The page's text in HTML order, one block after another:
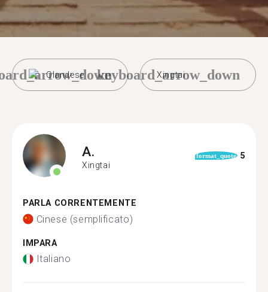
Olandese Xingtai
keyboard_arrow_down
A.
Xingtai
format_quote 5
PARLA CORRENTEMENTE
Cinese (semplificato)
IMPARA
Italiano